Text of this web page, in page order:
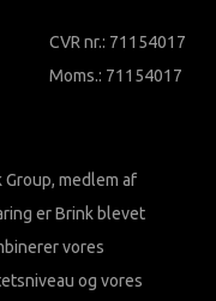
CVR nr.: 71154017
Moms.: 71154017
medlem af
er Brink blevet
vores
og vores